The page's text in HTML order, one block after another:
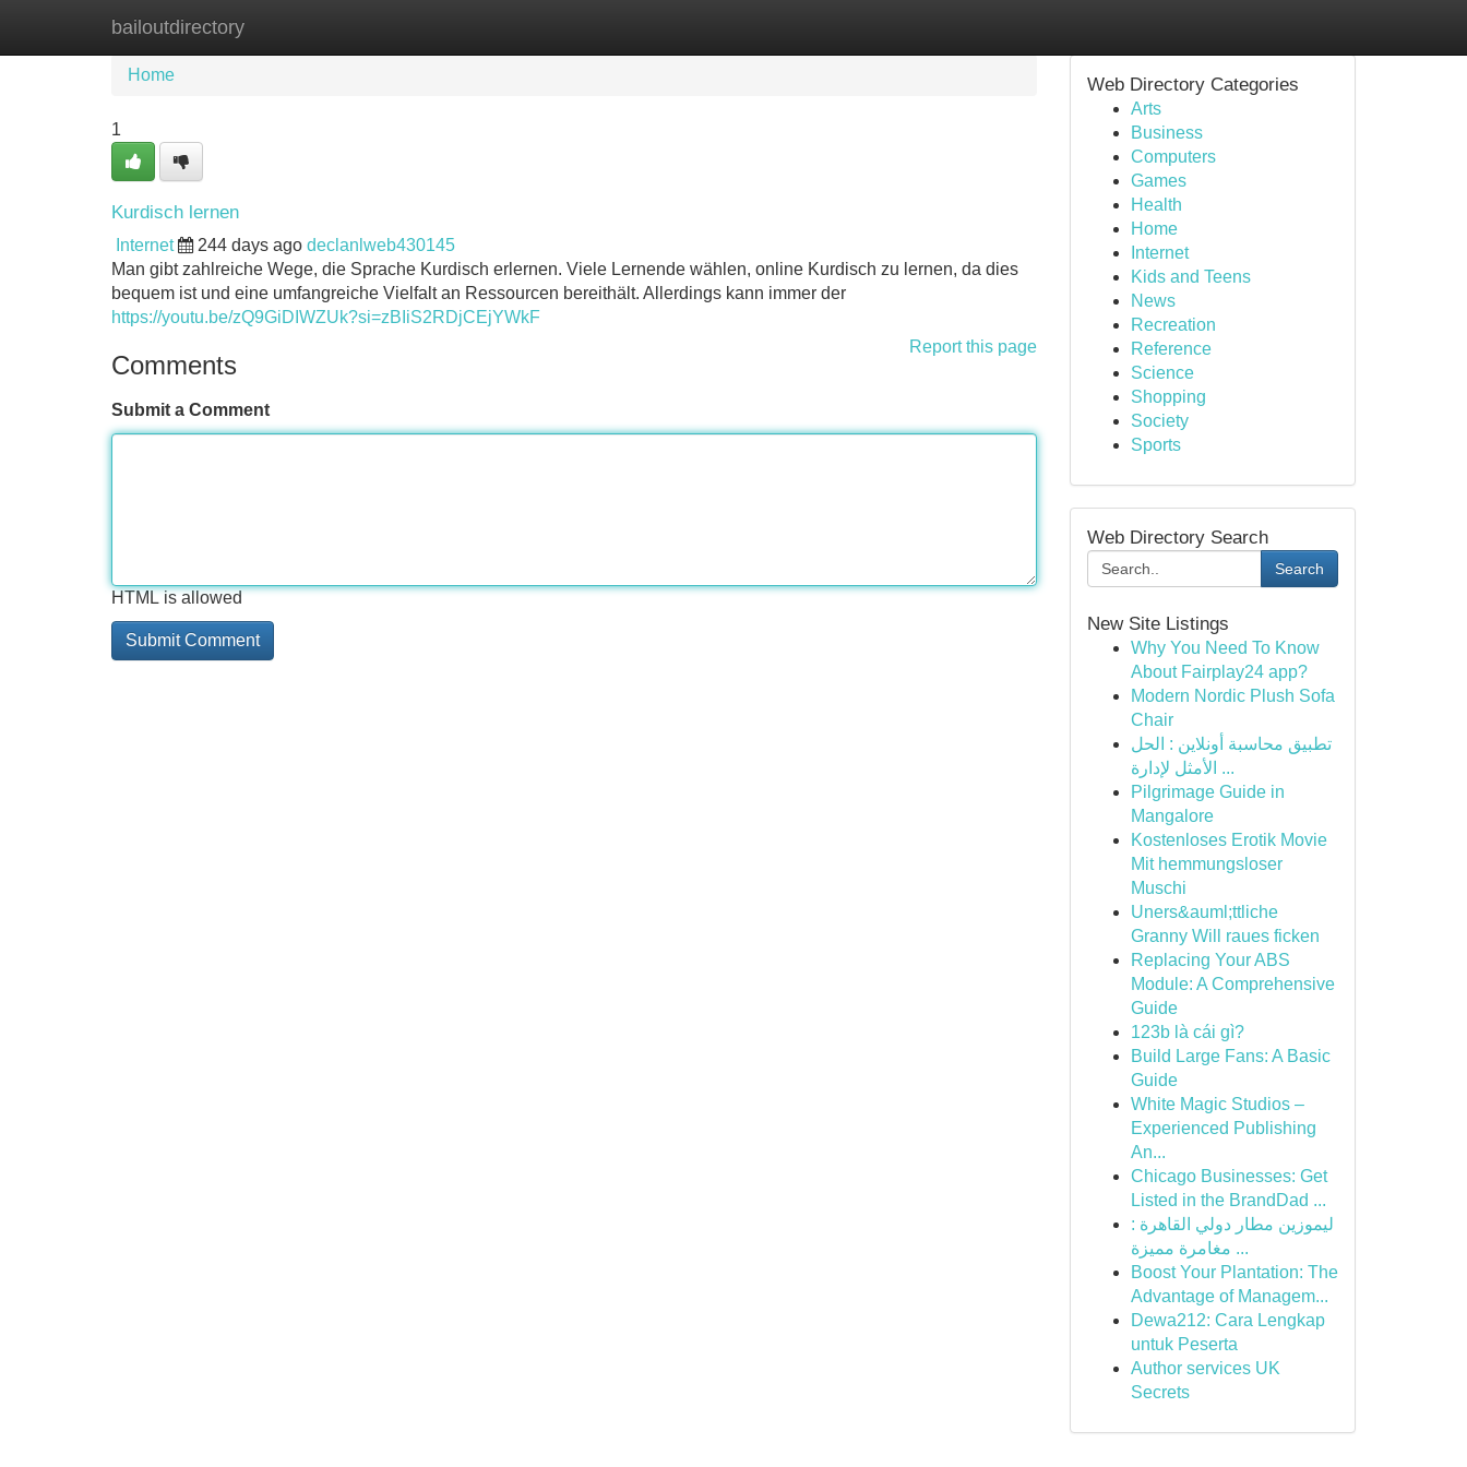
bailoutdirectory
Home New Site Listings
Home
1
Kurdisch lernen
Internet 244 days ago declanlweb430145
Man gibt zahlreiche Wege, die Sprache Kurdisch erlernen. Viele Lernende wählen, online Kurdisch zu lernen, da dies
bequem ist und eine umfangreiche Vielfalt an Ressourcen bereithält. Allerdings kann immer der
https://youtu.be/zQ9GiDIWZUk?si=zBIiS2RDjCEjYWkF
Report this page
Comments
Submit a Comment
HTML is allowed
Web Directory Categories
Arts
Business
Computers
Games
Health
Home
Internet
Kids and Teens
News
Recreation
Reference
Science
Shopping
Society
Sports
Web Directory Search
Search
New Site Listings
Why You Need To Know
About Fairplay24 app?
Modern Nordic Plush Sofa
Chair
تطبيق محاسبة أونلاين : الحل
الأمثل لإدارة ...
Pilgrimage Guide in
Mangalore
Kostenloses Erotik Movie
Mit hemmungsloser
Muschi
Uners&auml;ttliche
Granny Will raues ficken
Replacing Your ABS
Module: A Comprehensive
Guide
123b là cái gì?
Build Large Fans: A Basic
Guide
White Magic Studios –
Experienced Publishing
An...
Chicago Businesses: Get
Listed in the BrandDad ...
ليموزين مطار دولي القاهرة :
مغامرة مميزة ...
Boost Your Plantation: The
Advantage of Managem...
Dewa212: Cara Lengkap
untuk Peserta
Author services UK
Secrets